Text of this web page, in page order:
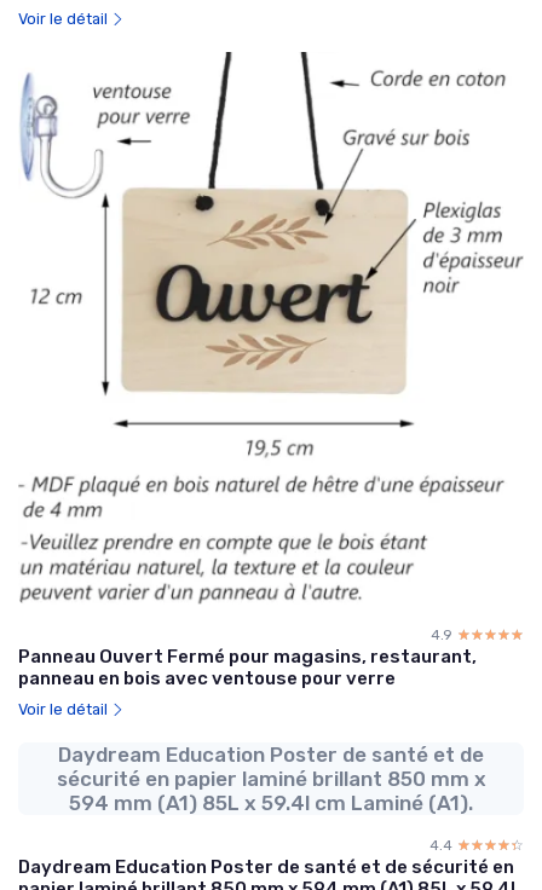
Voir le détail
4.9 ☆☆☆☆☆
★★★★★
Panneau Ouvert Fermé pour magasins, restaurant,
panneau en bois avec ventouse pour verre
Voir le détail
Daydream Education Poster de santé et de
sécurité en papier laminé brillant 850 mm x
594 mm (A1) 85L x 59.4l cm Laminé (A1).
4.4 ☆☆☆☆☆
★★★★★
Daydream Education Poster de santé et de sécurité en